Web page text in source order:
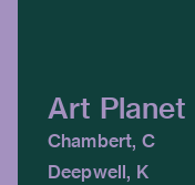
Art Planet
Chambert, C
Deepwell, K